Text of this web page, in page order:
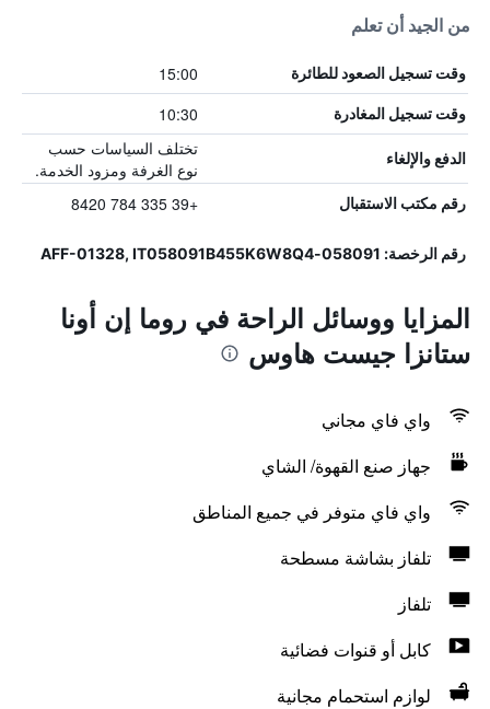
من الجيد أن تعلم
وقت تسجيل الصعود للطائرة 15:00
وقت تسجيل المغادرة 10:30
الدفع والإلغاء
تختلف السياسات حسب
نوع الغرفة ومزود الخدمة.
رقم مكتب الاستقبال +39 335 784 8420
رقم الرخصة: 058091-AFF-01328, IT058091B455K6W8Q4
المزايا ووسائل الراحة في روما إن أونا
ستانزا جيست هاوس
واي فاي مجاني
جهاز صنع القهوة/ الشاي
واي فاي متوفر في جميع المناطق
تلفاز بشاشة مسطحة
تلفاز
كابل أو قنوات فضائية
لوازم استحمام مجانية